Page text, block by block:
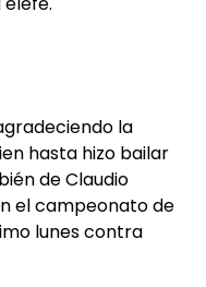
la
hasta hizo bailar
de Claudio
el campeonato de
lunes contra